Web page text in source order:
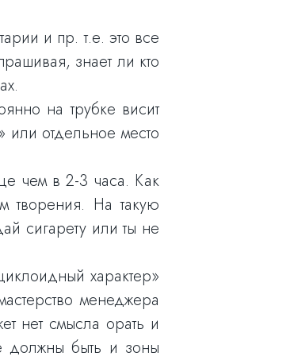
и пр. т.е. это все
знает ли кто
на трубке висит
или отдельное место
чем в 2-3 часа. Как
творения. На такую
сигарету или ты не
характер»
менеджера
нет смысла орать и
должны быть и зоны